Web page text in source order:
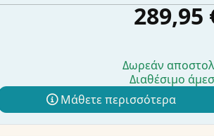
289,95
Δωρεάν
Διαθέσιμο
Μάθετε περισσότερα